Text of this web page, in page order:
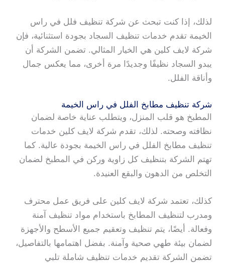
لذلك، إذا كنت تبحث عن شركة تنظيف فلل في راس
الخيمة تقدم خدمات تنظيف السجاد بجودة استثنائية، فإن
شركة لايف كلين هي الخيار المثالي. تضمن الشركة أن
يبدو السجاد نظيفًا وجديدًا مرة أخرى، مما يعكس جمال
وأناقة الفلل.
شركة تنظيف مطابخ الفلل في راس الخيمة
المطبخ هو قلب المنزل، ويتطلب عناية خاصة لضمان
نظافته وصحته. لذلك، تقدم شركة لايف كلين خدمات
تنظيف مطابخ الفلل في راس الخيمة بجودة عالية. كما
تهتم الشركة بتنظيف كل زاوية وركن في المطبخ لضمان
التخلص من الدهون والبقع العنيدة.
كذلك، تعتمد شركة لايف كلين على فريق عمل محترف
ومدرب لتنظيف المطابخ باستخدام مواد تنظيف آمنة
وفعالة. أيضًا، يتم تنظيف وتعقيم جميع الأسطح والأجهزة
لضمان بيئة طهي صحية وآمنة. بفضل اهتمامها بالتفاصيل،
تضمن الشركة تقديم خدمات تنظيف شاملة تلبي